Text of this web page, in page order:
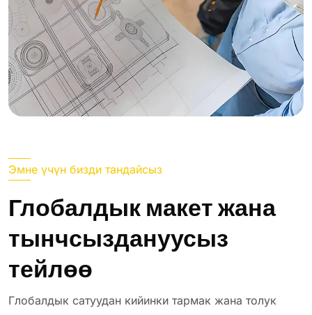
Эмне үчүн бизди тандайсыз
Глобалдык макет жана
тынчсыздануусыз
тейлөө
Глобалдык сатуудан кийинки тармак жана толук